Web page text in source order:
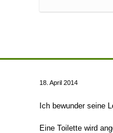
18. April 2014
Ich bewunder seine
Eine Toilette wird